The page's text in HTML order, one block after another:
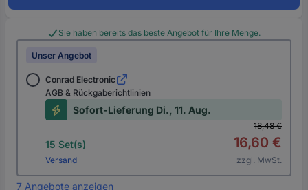
Sie haben bereits das beste Angebot für Ihre Menge.
Unser Angebot
Conrad Electronic
AGB & Rückgaberichtlinien
Sofort-Lieferung Di., 11. Aug.
15 Set(s)
Versand
18,48 €
16,60 €
zzgl. MwSt.
7 Angebote anzeigen